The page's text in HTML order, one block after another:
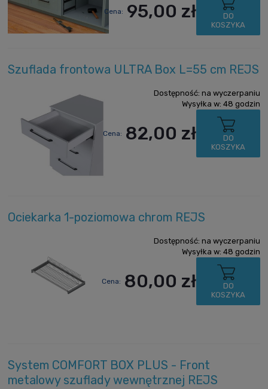
Cena: 95,00 zł
DO
KOSZYKA
Szuflada frontowa ULTRA Box L=55 cm REJS
Dostępność: na wyczerpaniu
Wysyłka w: 48 godzin
Cena: 82,00 zł
DO
KOSZYKA
Ociekarka 1-poziomowa chrom REJS
Dostępność: na wyczerpaniu
Wysyłka w: 48 godzin
Cena: 80,00 zł
DO
KOSZYKA
System COMFORT BOX PLUS - Front
metalowy szuflady wewnętrznej REJS